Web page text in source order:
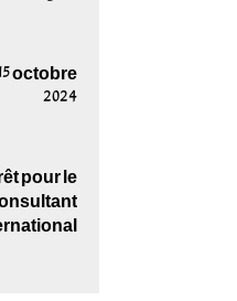
octobre
2024
pour le